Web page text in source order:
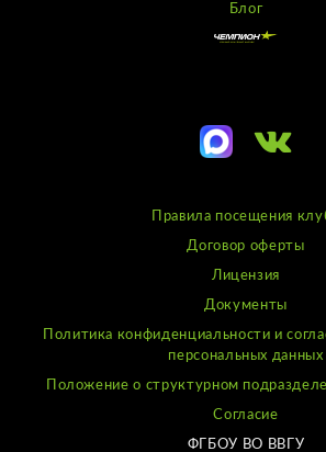
Блог
Правила посещения
Договор оферты
Лицензия
Документы
Политика конфиденциальности и
персональных данных
Положение о структурном
Согласие
ФГБОУ ВО ВВГУ